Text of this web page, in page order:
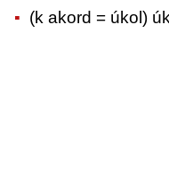
(k akord = úkol)